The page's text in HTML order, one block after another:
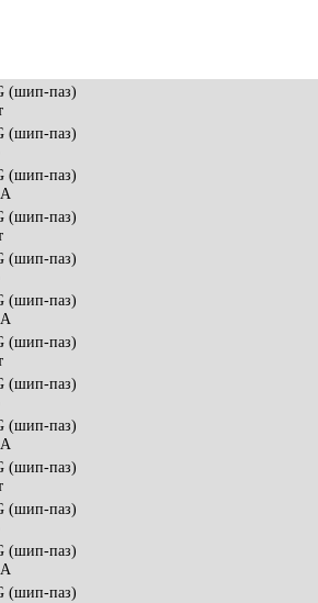
(шип-паз)
(шип-паз)
(шип-паз)
А
(шип-паз)
(шип-паз)
(шип-паз)
А
(шип-паз)
(шип-паз)
(шип-паз)
А
(шип-паз)
(шип-паз)
(шип-паз)
А
(шип-паз)